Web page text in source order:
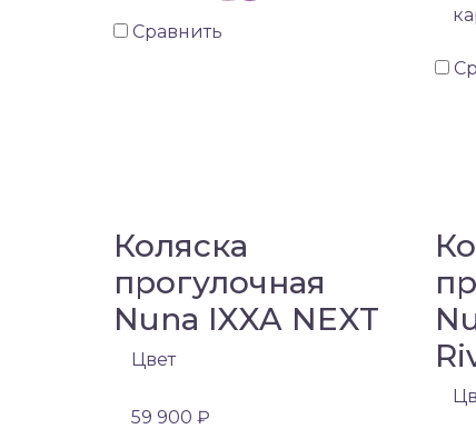
Сравнить
Коляска
прогулочная
Nuna IXXA NEXT
Цвет
59 900 ₽